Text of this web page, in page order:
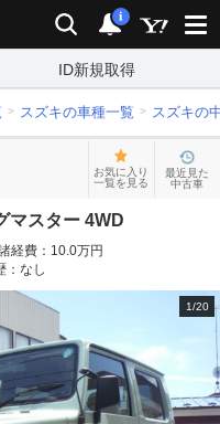
検索 通知
i
ID新規取得
スズキの車種一覧 スズキの
お気に入り
一覧を見る
最近見た
中古車
マスター 4WD
経費： 10.0万円
： なし
1/20